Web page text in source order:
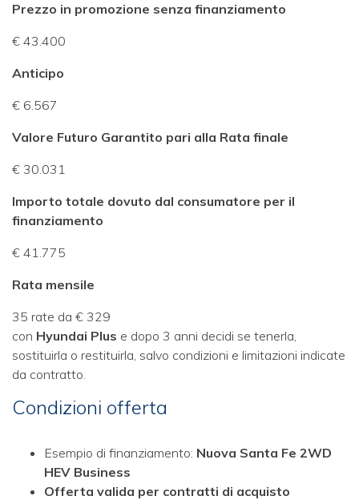
Prezzo in promozione senza finanziamento
€ 43.400
Anticipo
€ 6.567
Valore Futuro Garantito pari alla Rata finale
€ 30.031
Importo totale dovuto dal consumatore per il
finanziamento
€ 41.775
Rata mensile
35 rate da € 329
con Hyundai Plus e dopo 3 anni decidi se tenerla,
sostituirla o restituirla, salvo condizioni e limitazioni indicate
da contratto.
Condizioni offerta
Esempio di finanziamento: Nuova Santa Fe 2WD
HEV Business
Offerta valida per contratti di acquisto